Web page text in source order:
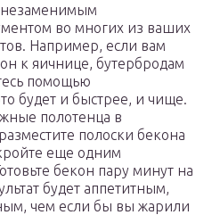
незаменимым
во многих из ваших
Например, если вам
к яичнице, бутербродам
помощью
будет и быстрее, и чище.
полотенца в
полоски бекона
еще одним
бекон пару минут на
будет аппетитным,
чем если бы вы жарили